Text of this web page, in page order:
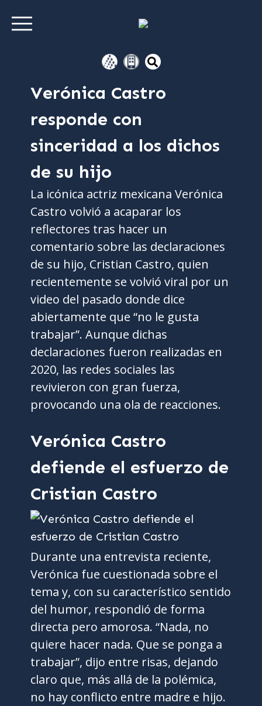
Verónica Castro
responde con
sinceridad a los dichos
de su hijo
La icónica actriz mexicana Verónica
Castro volvió a acaparar los
reflectores tras hacer un
comentario sobre las declaraciones
de su hijo, Cristian Castro, quien
recientemente se volvió viral por un
video del pasado donde dice
abiertamente que “no le gusta
trabajar”. Aunque dichas
declaraciones fueron realizadas en
2020, las redes sociales las
revivieron con gran fuerza,
provocando una ola de reacciones.
Verónica Castro
defiende el esfuerzo de
Cristian Castro
Durante una entrevista reciente,
Verónica fue cuestionada sobre el
tema y, con su característico sentido
del humor, respondió de forma
directa pero amorosa. “Nada, no
quiere hacer nada. Que se ponga a
trabajar”, dijo entre risas, dejando
claro que, más allá de la polémica,
no hay conflicto entre madre e hijo.